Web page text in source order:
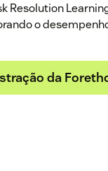
Resolution
o
da